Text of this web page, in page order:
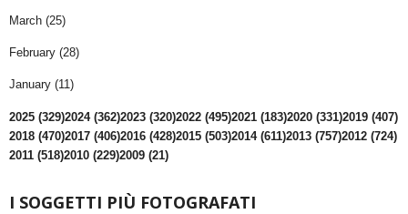
March (25)
February (28)
January (11)
2025 (329)2024 (362)2023 (320)2022 (495)2021 (183)2020 (331)2019 (407)
2018 (470)2017 (406)2016 (428)2015 (503)2014 (611)2013 (757)2012 (724)
2011 (518)2010 (229)2009 (21)
I SOGGETTI PIÙ FOTOGRAFATI